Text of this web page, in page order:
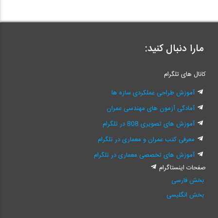
مارا دنبال کنید:
کانال های تلگرام
آموزش طراحی عملکردی سازه ها
آمادگی آزمون های مهندسی عمران
آموزش های تصویری 808 در تلگرام
معرفی کتب عمران و معماری در تلگرام
آموزش های تخصصی معماری در تلگرام
صفحات اینستاگرام
بخش فارسی
بخش انگلیسی